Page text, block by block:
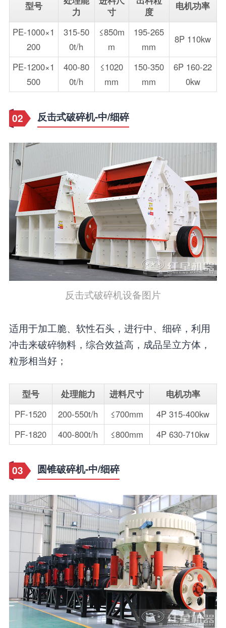
型号
力
寸
度
电机功率
PE-1000×1
200
315-50
0t/h
≤850m
m
195-265
mm
8P 110kw
PE-1200×1
500
400-80
0t/h
≤1020
mm
150-350
mm
6P 160-22
0kw
02 反击式破碎机-中/细碎
反击式破碎机设备图片
适用于加工脆、软性石头，进行中、细碎，利用
冲击来破碎物料，综合效益高，成品呈立方体，
粒形相当好；
型号 处理能力 进料尺寸
电机功率
PF-1520
200-550t/h ≤700mm
4P 315-400kw
PF-1820
400-800t/h ≤800mm 4P 630-710kw
03 圆锥破碎机-中/细碎